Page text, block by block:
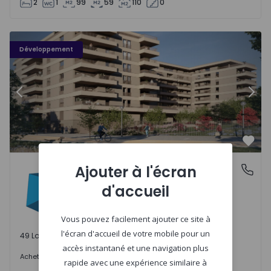
2 1 99 59 110 0
Développement
PLENO JARDIM - 3
Précédent
Águas Santas, PortoPLENO JARDIM
Águas Santas, Porto
49 Lots disponibles
Acheter 242.000 €
Ajouter à l'écran
d'accueil
Vous pouvez facilement ajouter ce site à
l'écran d'accueil de votre mobile pour un
accès instantané et une navigation plus
rapide avec une expérience similaire à